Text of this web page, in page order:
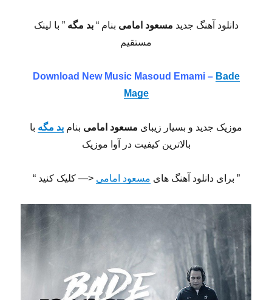
دانلود آهنگ جدید مسعود امامی بنام “ بد مگه” با لینک
مستقیم
Download New Music Masoud Emami – Bade
Mage
موزیک جدید و بسیار زیبای مسعود امامی بنام بد مگه با
بالاترین کیفیت در آوا موزیک
” برای دانلود آهنگ های مسعود امامی <— کلیک کنید “